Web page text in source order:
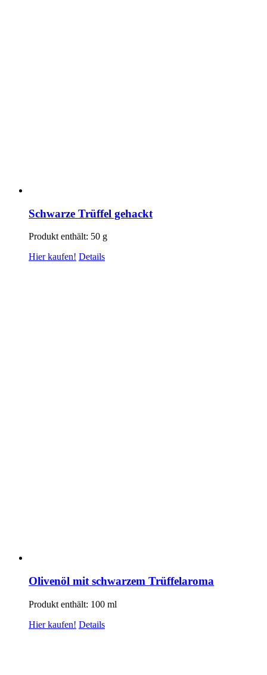
Schwarze Trüffel gehackt
Produkt enthält: 50 g
Hier kaufen! Details
Olivenöl mit schwarzem Trüffelaroma
Produkt enthält: 100 ml
Hier kaufen! Details